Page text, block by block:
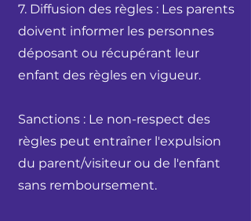
7. Diffusion des règles : Les parents
doivent informer les personnes
déposant ou récupérant leur
enfant des règles en vigueur.
Sanctions : Le non-respect des
règles peut entraîner l'expulsion
du parent/visiteur ou de l'enfant
sans remboursement.